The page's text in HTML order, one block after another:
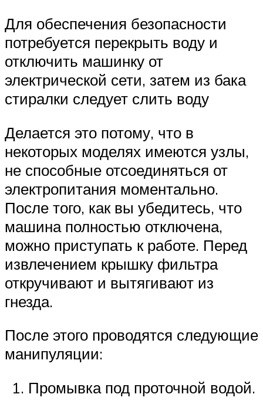
Для обеспечения безопасности
потребуется перекрыть воду и
отключить машинку от
электрической сети, затем из бака
стиралки следует слить воду
Делается это потому, что в
некоторых моделях имеются узлы,
не способные отсоединяться от
электропитания моментально.
После того, как вы убедитесь, что
машина полностью отключена,
можно приступать к работе. Перед
извлечением крышку фильтра
откручивают и вытягивают из
гнезда.
После этого проводятся следующие
манипуляции:
Промывка под проточной водой.